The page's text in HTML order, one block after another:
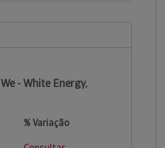
We - White Energy,
% Variação